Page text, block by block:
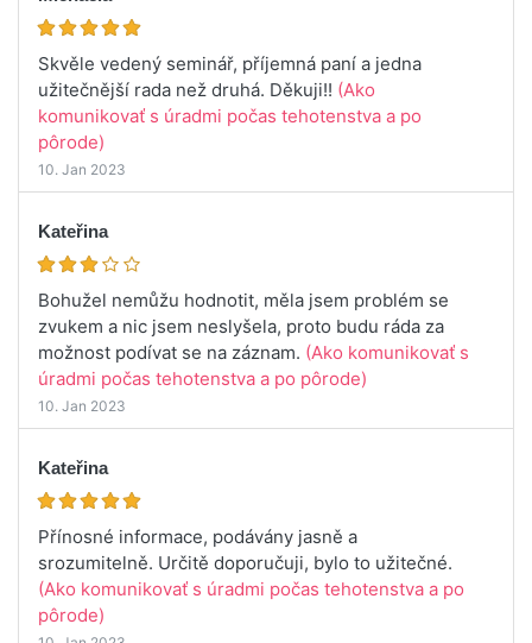
Skvěle vedený seminář, příjemná paní a jedna
užitečnější rada než druhá. Děkuji!! (Ako
komunikovať s úradmi počas tehotenstva a po
pôrode)
10. Jan 2023
Kateřina
Bohužel nemůžu hodnotit, měla jsem problém se
zvukem a nic jsem neslyšela, proto budu ráda za
možnost podívat se na záznam. (Ako komunikovať s
úradmi počas tehotenstva a po pôrode)
10. Jan 2023
Kateřina
Přínosné informace, podávány jasně a
srozumitelně. Určitě doporučuji, bylo to užitečné.
(Ako komunikovať s úradmi počas tehotenstva a po
pôrode)